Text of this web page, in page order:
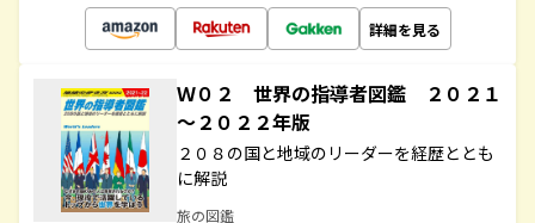
詳細を見る
Ｗ０２ 世界の指導者図鑑 ２０２１
～２０２２年版
２０８の国と地域のリーダーを経歴ととも
に解説
旅の図鑑